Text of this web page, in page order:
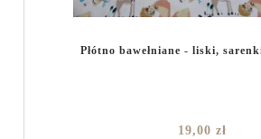
Płótno bawełniane - liski,
19,00 zł